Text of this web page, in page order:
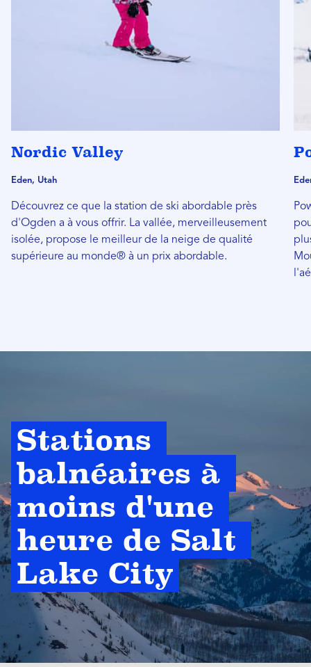
Nordic Valley
Eden, Utah
Découvrez ce que la station de ski abordable près
d'Ogden a à vous offrir. La vallée, merveilleusement
isolée, propose le meilleur de la neige de qualité
supérieure au monde® à un prix abordable.
Stations
balnéaires à
moins d'une
heure de Salt
Lake City